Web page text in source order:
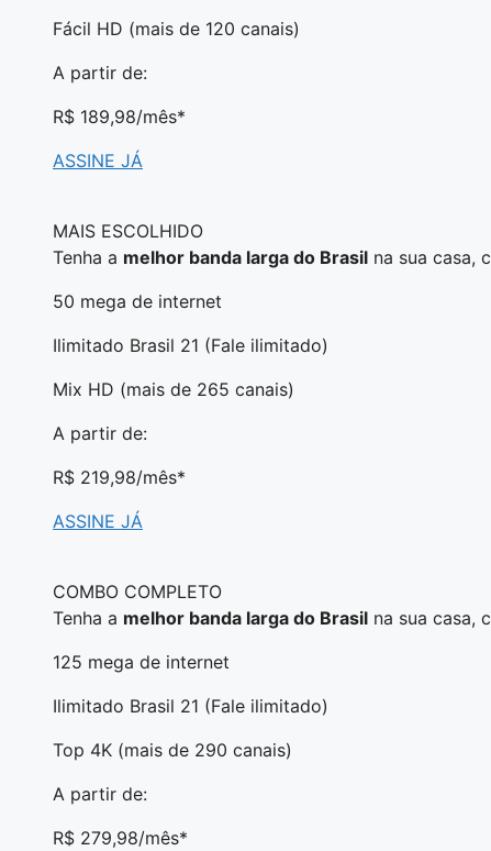
Fácil HD (mais de 120 canais)
A partir de:
R$ 189,98/mês*
ASSINE JÁ
MAIS ESCOLHIDO
Tenha a melhor banda larga do Brasil na sua casa,
50 mega de internet
Ilimitado Brasil 21 (Fale ilimitado)
Mix HD (mais de 265 canais)
A partir de:
R$ 219,98/mês*
ASSINE JÁ
COMBO COMPLETO
Tenha a melhor banda larga do Brasil na sua casa,
125 mega de internet
Ilimitado Brasil 21 (Fale ilimitado)
Top 4K (mais de 290 canais)
A partir de:
R$ 279,98/mês*